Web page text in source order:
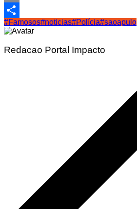
Email
Share
#Famosos#noticias#Polícia#saoapulo
Redacao Portal Impacto